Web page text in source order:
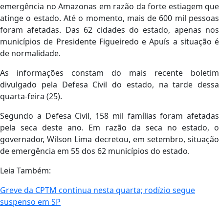
emergência no Amazonas em razão da forte estiagem que
atinge o estado. Até o momento, mais de 600 mil pessoas
foram afetadas. Das 62 cidades do estado, apenas nos
municípios de Presidente Figueiredo e Apuís a situação é
de normalidade.
As informações constam do mais recente boletim
divulgado pela Defesa Civil do estado, na tarde dessa
quarta-feira (25).
Segundo a Defesa Civil, 158 mil famílias foram afetadas
pela seca deste ano. Em razão da seca no estado, o
governador, Wilson Lima decretou, em setembro, situação
de emergência em 55 dos 62 municípios do estado.
Leia Também:
Greve da CPTM continua nesta quarta; rodízio segue
suspenso em SP